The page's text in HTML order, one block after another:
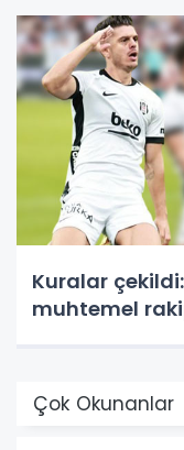
Kuralar
muhtemel
Çok Okunanlar